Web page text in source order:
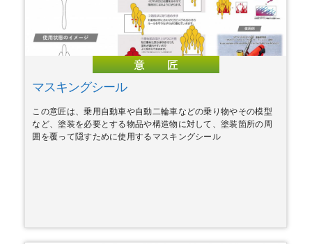
マスキングシール
この意匠は、乗用自動車や自動二輪車などの乗り物やその模型
など、塗装を必要とする物品や構造物に対して、塗装箇所の周
囲を覆って隠すために使用するマスキングシール